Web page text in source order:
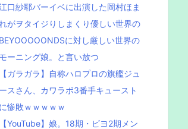
口紗耶バーイベに出演した岡村ほま
がヲタイジりしまくり優しい世界の
BEYOOOOONDSに対し厳しい世界の
モーニング娘。と言い放つ
【ガラガラ】自称ハロプロの旗艦ジュ
ースさん、カワラボ3番手キュースト
に惨敗ｗｗｗｗｗ
【YouTube】娘。18期・ビヨ2期メン